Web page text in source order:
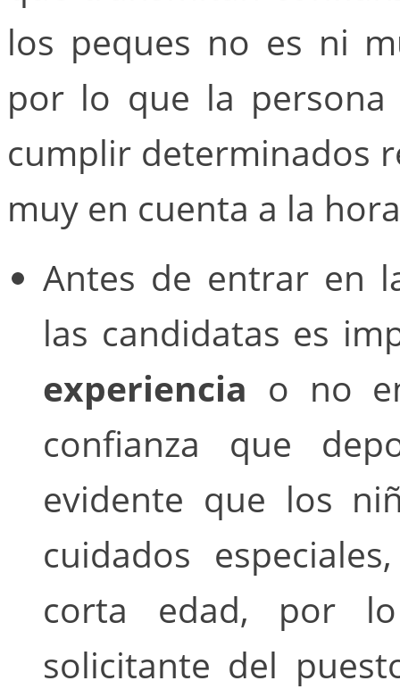
los peques no es ni
por lo que la persona
cumplir determinados
muy en cuenta a la
Antes de entrar en
las candidatas es
experiencia o no
confianza que
evidente que los
cuidados
corta edad, por
solicitante del